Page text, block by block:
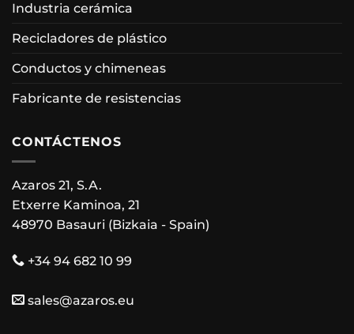
Industria cerámica
Recicladores de plástico
Conductos y chimeneas
Fabricante de resistencias
CONTÁCTENOS
Azaros 21, S.A.
Etxerre Kaminoa, 21
48970 Basauri (Bizkaia - Spain)
+34 94 682 10 99
sales@azaros.eu